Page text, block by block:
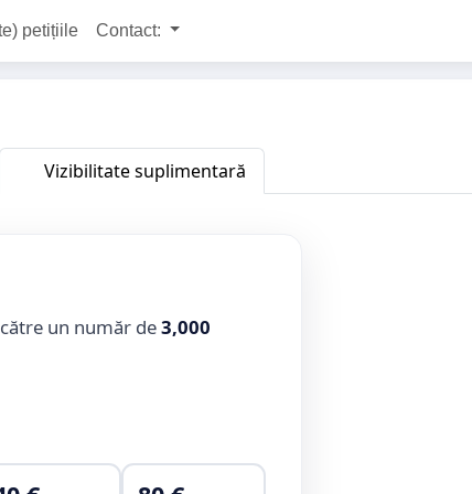
petițiile Contact:
Vizibilitate suplimentară
un număr de3,000